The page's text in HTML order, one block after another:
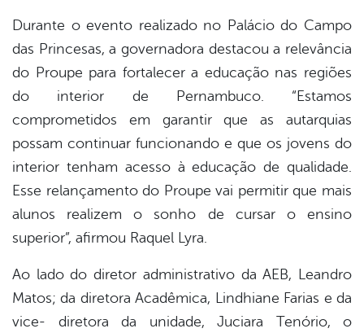
Durante o evento realizado no Palácio do Campo
das Princesas, a governadora destacou a relevância
do Proupe para fortalecer a educação nas regiões
do interior de Pernambuco. “Estamos
comprometidos em garantir que as autarquias
possam continuar funcionando e que os jovens do
interior tenham acesso à educação de qualidade.
Esse relançamento do Proupe vai permitir que mais
alunos realizem o sonho de cursar o ensino
superior”, afirmou Raquel Lyra.
Ao lado do diretor administrativo da AEB, Leandro
Matos; da diretora Acadêmica, Lindhiane Farias e da
vice- diretora da unidade, Juciara Tenório, o